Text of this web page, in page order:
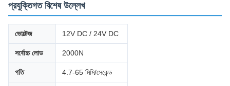
প্রযুক্তিগত বিশেষ উল্লেখ
ভোল্টেজ 12V DC / 24V DC
সর্বোচ্চ লোড 2000N
গতি 4.7-65 মিমি/সেকেন্ড